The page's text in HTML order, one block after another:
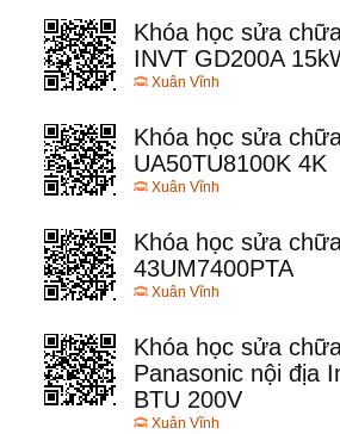
Khóa học sửa
INVT GD200A
Xuân Vĩnh
Khóa học sửa
UA50TU8100K 4K
Xuân Vĩnh
Khóa học sửa
43UM7400PTA
Xuân Vĩnh
Khóa học sửa
Panasonic nội địa
BTU 200V
Xuân Vĩnh